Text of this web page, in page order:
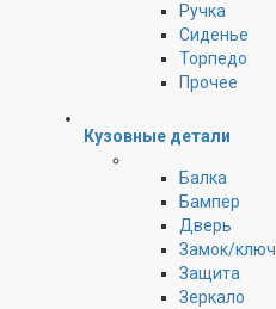
Ручка
Сиденье
Торпедо
Прочее
Кузовные детали
Балка
Бампер
Дверь
Замок/ключ
Защита
Зеркало